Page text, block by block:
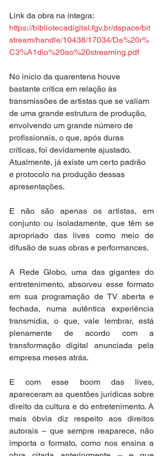
Link da obra na íntegra:
https://bibliotecadigital.fgv.br/dspace/bit
stream/handle/10438/17034/Da%20r%
C3%A1dio%20ao%20streaming.pdf
No início da quarentena houve
bastante crítica em relação às
transmissões de artistas que se valiam
de uma grande estrutura de produção,
envolvendo um grande número de
profissionais, o que, após duras
críticas, foi devidamente ajustado.
Atualmente, já existe um certo padrão
e protocolo na produção dessas
apresentações.
E não são apenas os artistas, em
conjunto ou isoladamente, que têm se
apropriado das lives como meio de
difusão de suas obras e performances.
A Rede Globo, uma das gigantes do
entretenimento, absorveu esse formato
em sua programação de TV aberta e
fechada, numa autêntica experiência
transmídia, o que, vale lembrar, está
plenamente de acordo com a
transformação digital anunciada pela
empresa meses atrás.
E com esse boom das lives,
apareceram as questões jurídicas sobre
direito da cultura e do entretenimento. A
mais óbvia diz respeito aos direitos
autorais – que sempre reaparece, não
importa o formato, como nos ensina a